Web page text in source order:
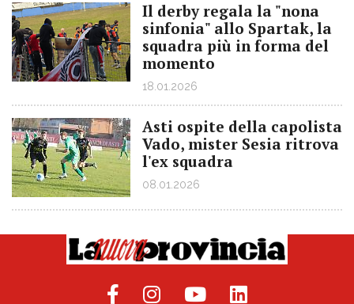
Il derby regala la "nona
sinfonia" allo Spartak, la
squadra più in forma del
momento
18.01.2026
Asti ospite della capolista
Vado, mister Sesia ritrova
l'ex squadra
08.01.2026